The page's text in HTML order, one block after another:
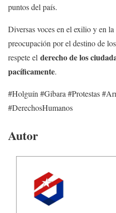
puntos del país.
Diversas voces en el exilio y en
preocupación por el destino de
respete el derecho de los
pacíficamente.
#Holguín #Gibara #Protestas
#DerechosHumanos
Autor